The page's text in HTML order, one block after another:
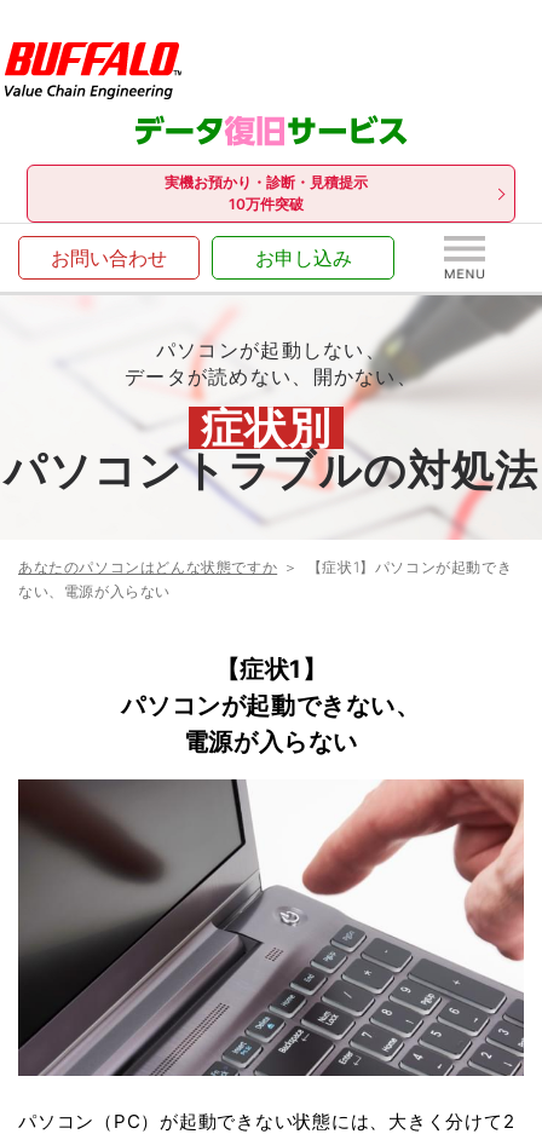
実機お預かり・診断・見積提示
10万件突破
お問い合わせ お申し込み
パソコンが起動しない、
データが読めない、開かない、
症状別
パソコントラブルの対処法
あなたのパソコンはどんな状態ですか
【症状1】パソコンが起動でき
ない、電源が入らない
【症状1】
パソコンが起動できない、
電源が入らない
パソコン（PC）が起動できない状態には、大きく分けて2